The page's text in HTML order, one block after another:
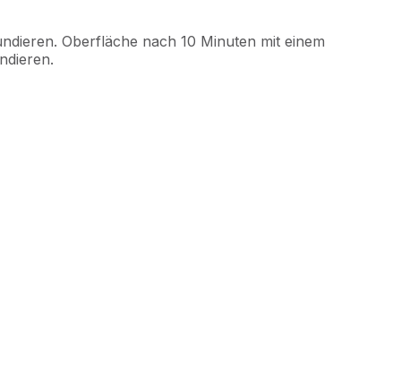
Oberfläche nach 10 Minuten mit einem